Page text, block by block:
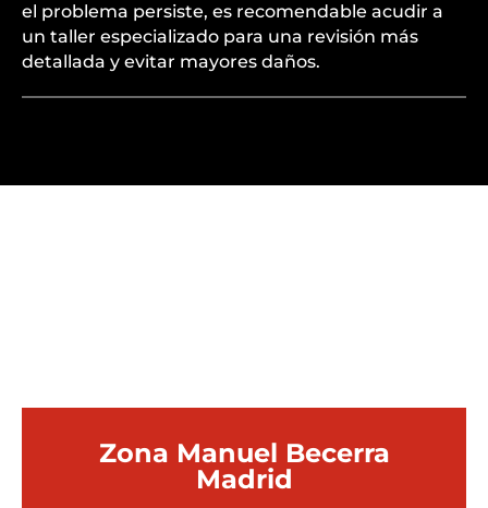
el problema persiste, es recomendable acudir a
un taller especializado para una revisión más
detallada y evitar mayores daños.
Zona Manuel Becerra
Madrid